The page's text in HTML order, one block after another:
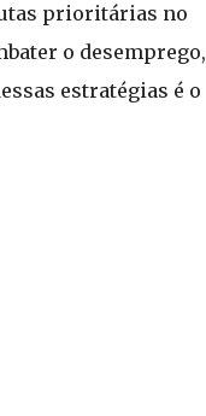
prioritárias no
o desemprego,
estratégias é o